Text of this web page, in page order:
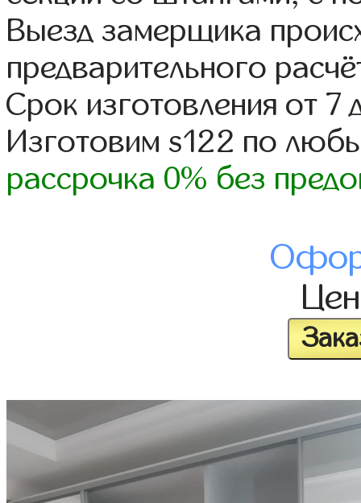
Выезд замерщика
предварительного
Срок изготовления от 7
Изготовим s122 по
рассрочка 0% без